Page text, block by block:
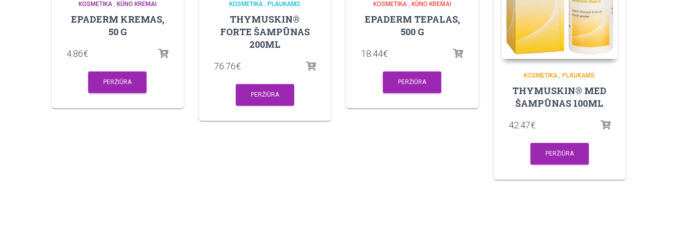
KOSMETIKA, KŪNO KREMAI
EPADERM KREMAS,
50 G
4.86€
PERŽIŪRA
KOSMETIKA , PLAUKAMS
THYMUSKIN®
FORTE ŠAMPŪNAS
200ML
76.76€
PERŽIŪRA
KOSMETIKA, KŪNO KREMAI
EPADERM TEPALAS,
500 G
18.44€
PERŽIŪRA
KOSMETIKA , PLAUKAMS
THYMUSKIN® MED
ŠAMPŪNAS 100ML
42.47€
PERŽIŪRA